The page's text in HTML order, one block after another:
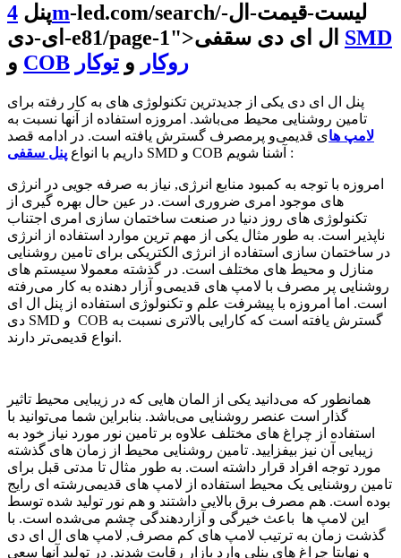
پنل4m-led.com/search/لیست-قیمت-ال-
ای-دی-e81/page-1">
ال ای دی SMD
COB روکار و توکار
پنل ال ای دی یکی از جدیدترین تکنولوژی های به کار رفته برای
تامین روشنایی محیط می‌باشد. امروزه استفاده از آنها نسبت به
لامپ های قدیمی‌و پرمصرف گسترش یافته است. در ادامه قصد
داریم با انواع پنل سقفی SMD و COB آشنا شویم :
امروزه با توجه به کمبود منابع انرژی, نیاز به صرفه جویی در انرژی
های موجود امری ضروری است. در عین حال بهره گیری از
تکنولوژی های روز دنیا در صنعت ساختمان سازی امری اجتناب
ناپذیر است. به طور مثال یکی از مهم ترین موارد استفاده از انرژی
در ساختمان سازی استفاده از انرژی الکتریکی برای تامین روشنایی
منازل و محیط های مختلف است. در گذشته معمولا سیستم های
روشنایی پر مصرف با لامپ های قدیمی‌و آزار دهنده به کار می‌رفته
است. اما امروزه با پیشرفت علم و تکنولوژی استفاده از پنل ال ای
دی SMD و COB گسترش یافته است که کارایی بالاتری نسبت به
انواع قدیمی‌تر دارند.
همانطور که می‌دانید یکی از المان هایی که در زیبایی محیط تاثیر
گذار است عنصر روشنایی می‌باشد. بنابراین شما می‌توانید با
استفاده از چراغ های مختلف علاوه بر تامین نور مورد نیاز خود به
زیبایی آن نیز بیفزایید. تامین روشنایی محیط از زمان های گذشته
مورد توجه افراد قرار داشته است. به طور مثال تا مدتی قبل برای
تامین روشنایی یک محیط استفاده از لامپ های قدیمی‌رشته ای رایج
بوده است. هم مصرف برق بالایی داشتند و هم نور تولید شده توسط
این لامپ ها باعث خیرگی و آزاردهندگی چشم می‌شده است. با
گذشت زمان به ترتیب لامپ های کم مصرف, لامپ های ال ای دی
و نهایتا چراغ های پنلی وارد بازار رقابت شدند. در تولید آنها سعی